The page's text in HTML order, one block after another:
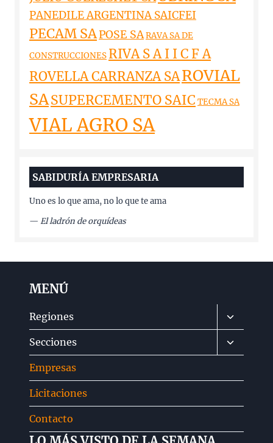
PANEDILE ARGENTINA SAICFEI
PECAM SAPOSE SARAVA SA DE
CONSTRUCCIONES RIVA S A I I C F A
ROVELLA CARRANZA SAROVIAL
SASUPERCEMENTO SAIC TECMA SA
VIAL AGRO SA
SABIDURÍA EMPRESARIA
Uno es lo que ama, no lo que te ama
— El ladrón de orquídeas
MENÚ
Regiones
Alternar
menú
hijo
Secciones
Alternar
menú
Empresas
Licitaciones
Contacto